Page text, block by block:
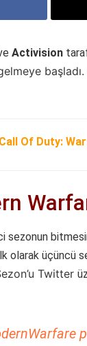
Activision
Call Of Duty:
sezonun
olarak üçüncü
Twitter